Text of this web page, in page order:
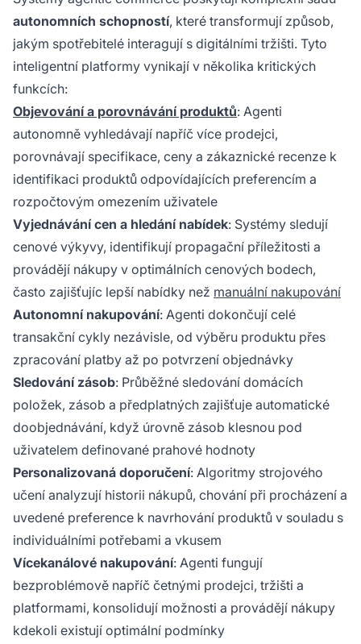
autonomních schopností, které transformují způsob,
jakým spotřebitelé interagují s digitálními tržišti. Tyto
inteligentní platformy vynikají v několika kritických
funkcích:
Objevování a porovnávání produktů: Agenti
autonomně vyhledávají napříč více prodejci,
porovnávají specifikace, ceny a zákaznické recenze k
identifikaci produktů odpovídajících preferencím a
rozpočtovým omezením uživatele
Vyjednávání cen a hledání nabídek: Systémy sledují
cenové výkyvy, identifikují propagační příležitosti a
provádějí nákupy v optimálních cenových bodech,
často zajišťujíc lepší nabídky než manuální nakupování
Autonomní nakupování: Agenti dokončují celé
transakční cykly nezávisle, od výběru produktu přes
zpracování platby až po potvrzení objednávky
Sledování zásob: Průběžné sledování domácích
položek, zásob a předplatných zajišťuje automatické
doobjednávání, když úrovně zásob klesnou pod
uživatelem definované prahové hodnoty
Personalizovaná doporučení: Algoritmy strojového
učení analyzují historii nákupů, chování při procházení a
uvedené preference k navrhování produktů v souladu s
individuálními potřebami a vkusem
Vícekanálové nakupování: Agenti fungují
bezproblémově napříč četnými prodejci, tržišti a
platformami, konsolidují možnosti a provádějí nákupy
kdekoli existují optimální podmínky